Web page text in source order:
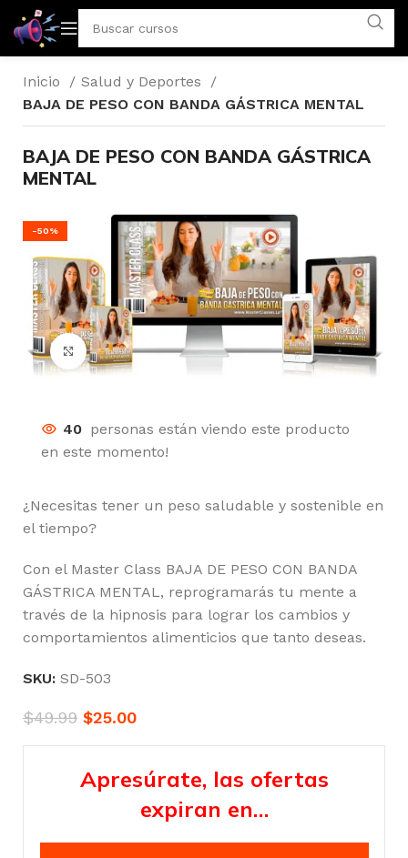
Inicio
Salud y Deportes
BAJA DE PESO CON BANDA GÁSTRICA MENTAL
BAJA DE PESO CON BANDA GÁSTRICA
MENTAL
-50%
Click para agrandar
40 personas están viendo este producto
en este momento!
¿Necesitas tener un peso saludable y sostenible en
el tiempo?
Con el Master Class BAJA DE PESO CON BANDA
GÁSTRICA MENTAL, reprogramarás tu mente a
través de la hipnosis para lograr los cambios y
comportamientos alimenticios que tanto deseas.
SKU: SD-503
$49.99 $25.00
Apresúrate, las ofertas
expiran en…